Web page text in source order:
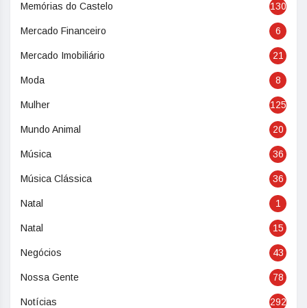
Memórias do Castelo 130
Mercado Financeiro 6
Mercado Imobiliário 21
Moda 8
Mulher 125
Mundo Animal 20
Música 36
Música Clássica 36
Natal 1
Natal 15
Negócios 43
Nossa Gente 78
Notícias 292